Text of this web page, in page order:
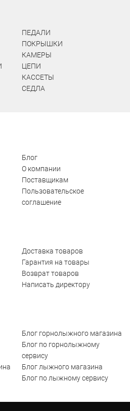
ПЕДАЛИ
ПОКРЫШКИ
КАМЕРЫ
ЦЕПИ
КАССЕТЫ
СЕДЛА
Блог
О компании
Поставщикам
Пользовательское
соглашение
Доставка товаров
Гарантия на товары
Возврат товаров
Написать директору
Блог горнолыжного магазина
Блог по горнолыжному
сервису
Блог лыжного магазина
Блог по лыжному сервису